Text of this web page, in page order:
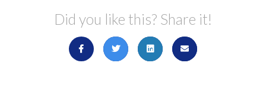
Did you like this? Share it!